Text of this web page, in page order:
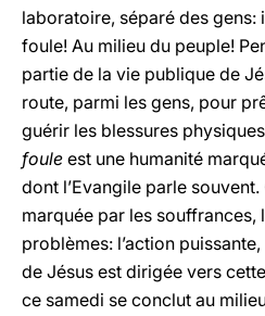
laboratoire, séparé des gens:
foule! Au milieu du peuple!
partie de la vie publique de
route, parmi les gens, pour
guérir les blessures
foule est une humanité
dont l’Evangile parle souvent.
marquée par les souffrances,
problèmes: l’action
de Jésus est dirigée vers
ce samedi se conclut au